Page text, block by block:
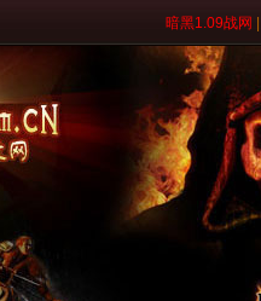
暗黑1.09战网